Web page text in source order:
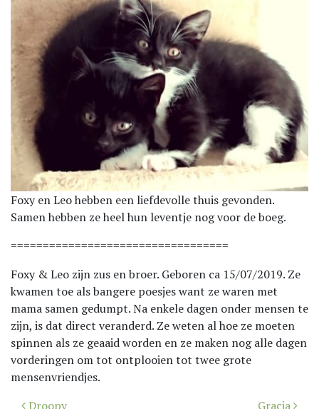
Foxy en Leo hebben een liefdevolle thuis gevonden.
Samen hebben ze heel hun leventje nog voor de boeg.
==================================
Foxy & Leo zijn zus en broer. Geboren ca 15/07/2019. Ze
kwamen toe als bangere poesjes want ze waren met
mama samen gedumpt. Na enkele dagen onder mensen te
zijn, is dat direct veranderd. Ze weten al hoe ze moeten
spinnen als ze geaaid worden en ze maken nog alle dagen
vorderingen om tot ontplooien tot twee grote
mensenvriendjes.
Bericht
Droopy
Gracia